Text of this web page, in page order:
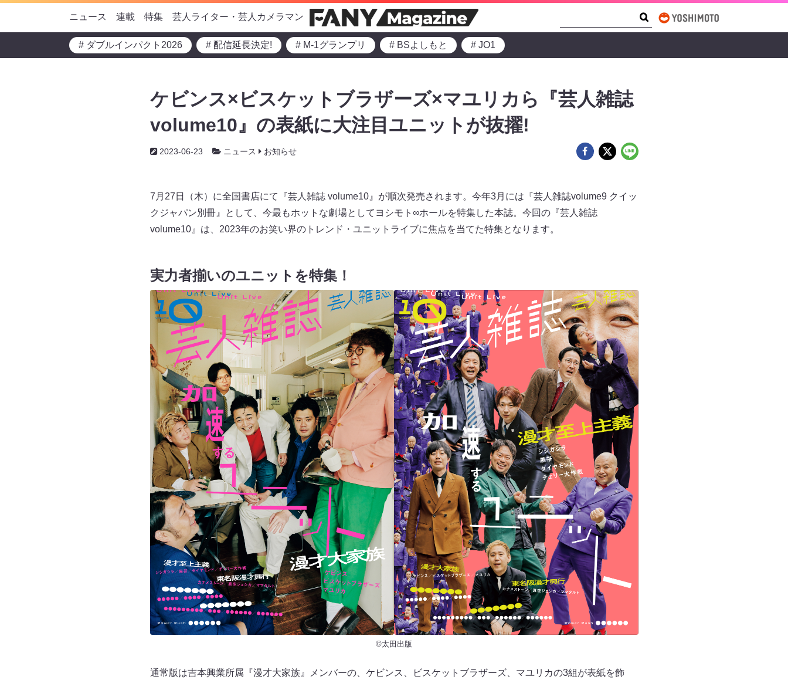
ニュース 連載 特集 芸人ライター・芸人カメラマン
# ダブルインパクト2026 # 配信延長決定! # M-1グランプリ # BSよしもと # JO1
ケビンス×ビスケットブラザーズ×マユリカら『芸人雑誌
volume10』の表紙に大注目ユニットが抜擢!
2023-06-23 ニュース お知らせ
7月27日（木）に全国書店にて『芸人雑誌 volume10』が順次発売されます。今年3月には『芸人雑誌volume9 クイッ
クジャパン別冊』として、今最もホットな劇場としてヨシモト∞ホールを特集した本誌。今回の『芸人雑誌
volume10』は、2023年のお笑い界のトレンド・ユニットライブに焦点を当てた特集となります。
実力者揃いのユニットを特集！
©太田出版
通常版は吉本興業所属『漫才大家族』メンバーの、ケビンス、ビスケットブラザーズ、マユリカの3組が表紙を飾